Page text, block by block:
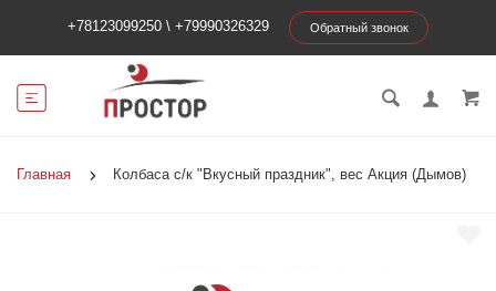
+78123099250 \ +79990326329 Обратный звонок
Главная Колбаса с/к "Вкусный праздник", вес Акция (Дымов)